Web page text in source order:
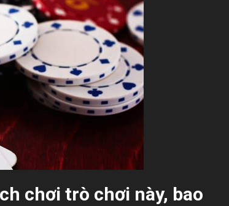
chơi trò chơi này, bao